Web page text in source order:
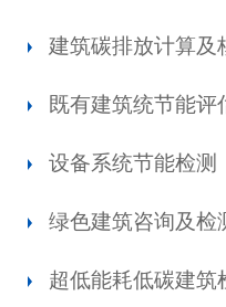
建筑碳排放计算及
既有建筑统节能评
设备系统节能检测
绿色建筑咨询及检
超低能耗低碳建筑